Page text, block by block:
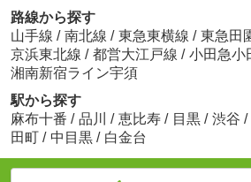
路線から探す
山手線 / 南北線 / 東急東横線 / 東急田
京浜東北線 / 都営大江戸線 / 小田急小
湘南新宿ライン宇須
駅から探す
麻布十番 / 品川 / 恵比寿 / 目黒 / 渋谷 /
田町 / 中目黒 / 白金台